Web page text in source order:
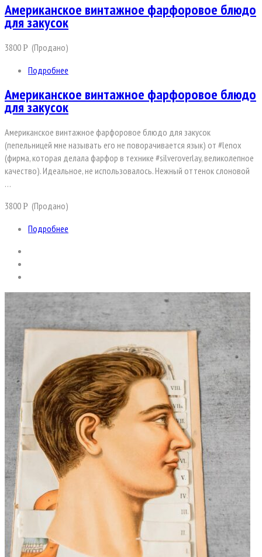
Американское винтажное фарфоровое блюдо
для закусок
3800Р (Продано)
Подробнее
Американское винтажное фарфоровое блюдо
для закусок
Американское винтажное фарфоровое блюдо для закусок
(пепельницей мне называть его не поворачивается язык) от #lenox
(фирма, которая делала фарфор в технике #silveroverlay, великолепное
качество). Идеальное, не использовалось. Нежный оттенок слоновой
…
3800Р (Продано)
Подробнее